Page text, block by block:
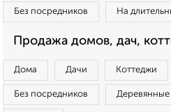
Без посредников На
Продажа домов, дач,
Дома Дачи Коттеджи
Без посредников Деревянные